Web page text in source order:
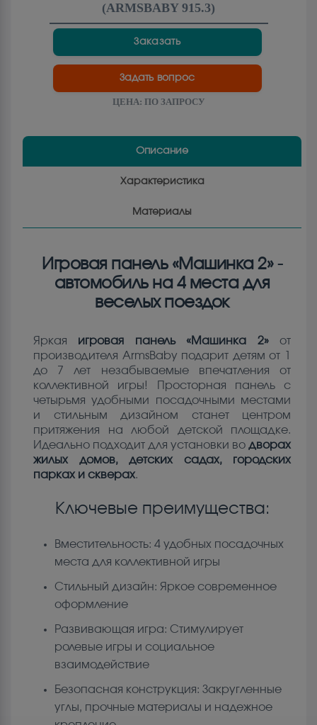
(ARMSBABY 915.3)
Заказать
Задать вопрос
ЦЕНА: ПО ЗАПРОСУ
Описание
Характеристика
Материалы
Игровая панель «Машинка 2» -
автомобиль на 4 места для
веселых поездок
Яркая игровая панель «Машинка 2»от
производителя ArmsBaby подарит детям от 1
до 7 лет незабываемые впечатления от
коллективной игры! Просторная панель с
четырьмя удобными посадочными местами
и стильным дизайном станет центром
притяжения на любой детской площадке.
Идеально подходит для установки во дворах
жилых домов, детских садах, городских
парках и скверах.
Ключевые преимущества:
Вместительность: 4 удобных посадочных
места для коллективной игры
Стильный дизайн: Яркое современное
оформление
Развивающая игра: Стимулирует
ролевые игры и социальное
взаимодействие
Безопасная конструкция: Закругленные
углы, прочные материалы и надежное